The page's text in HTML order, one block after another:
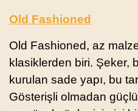
Old Fashioned
Old Fashioned, az
klasiklerden biri. Şeker,
kurulan sade yapı, bu
Gösterişli olmadan